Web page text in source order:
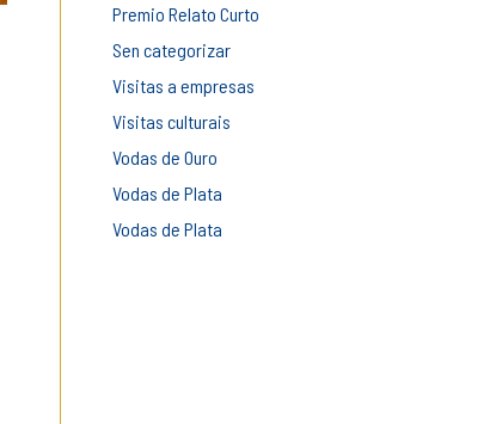
Premio Relato Curto
Sen categorizar
Visitas a empresas
Visitas culturais
Vodas de Ouro
Vodas de Plata
Vodas de Plata